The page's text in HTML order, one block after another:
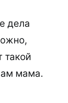
дела
такой
мама.